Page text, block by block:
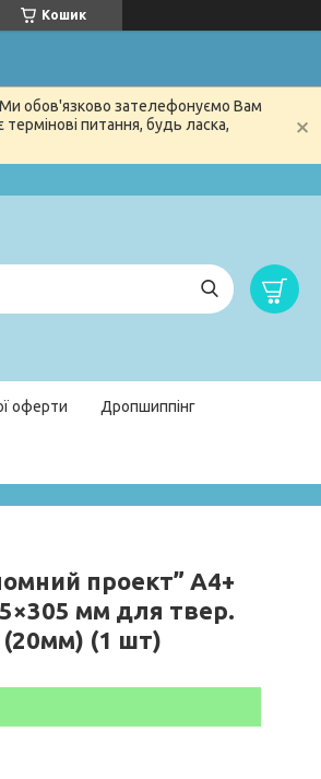
Кошик
Ми обов'язково зателефонуємо Вам
питання, будь ласка,
оферти Дропшиппінг
проект” А4+
мм для твер.
(20мм) (1 шт)